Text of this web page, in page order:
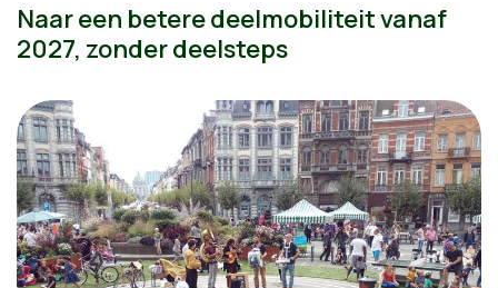
Naar een betere deelmobiliteit vanaf
2027, zonder deelsteps